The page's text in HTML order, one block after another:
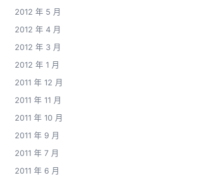
2012 年 5 月
2012 年 4 月
2012 年 3 月
2012 年 1 月
2011 年 12 月
2011 年 11 月
2011 年 10 月
2011 年 9 月
2011 年 7 月
2011 年 6 月